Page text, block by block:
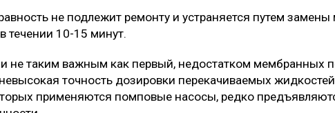
не подлежит ремонту и устраняется путем
течении 10-15 минут.
не таким важным как первый, недостатком мембранных
точность дозировки перекачиваемых
применяются помповые насосы, редко